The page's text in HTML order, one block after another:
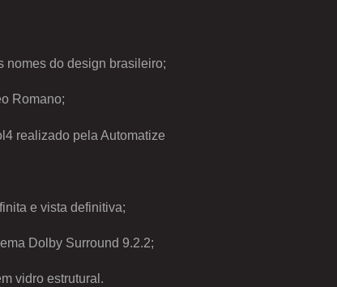
nomes do design brasileiro;
Romano;
realizado pela Automatize
e vista definitiva;
Dolby Surround 9.2.2;
vidro estrutural.